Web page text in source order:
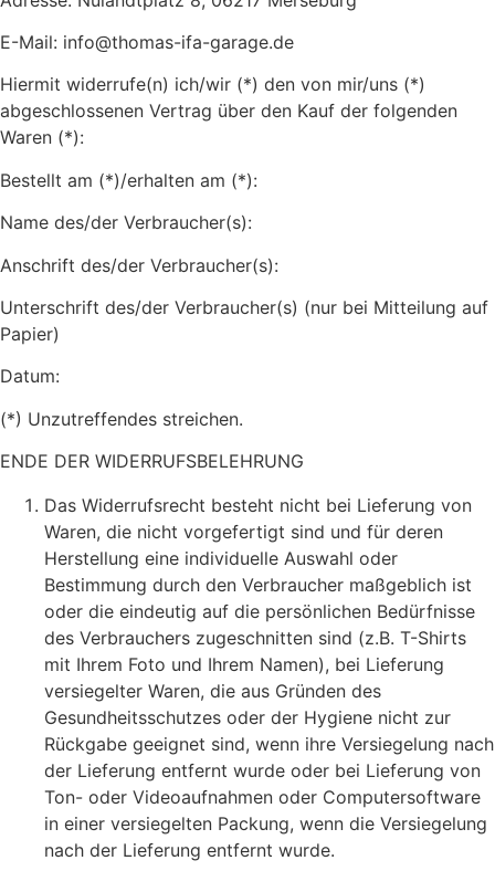
E-Mail: info@thomas-ifa-garage.de
Hiermit widerrufe(n) ich/wir (*) den von mir/uns (*)
abgeschlossenen Vertrag über den Kauf der folgenden
Waren (*):
Bestellt am (*)/erhalten am (*):
Name des/der Verbraucher(s):
Anschrift des/der Verbraucher(s):
Unterschrift des/der Verbraucher(s) (nur bei Mitteilung auf
Papier)
Datum:
(*) Unzutreffendes streichen.
ENDE DER WIDERRUFSBELEHRUNG
Das Widerrufsrecht besteht nicht bei Lieferung von
Waren, die nicht vorgefertigt sind und für deren
Herstellung eine individuelle Auswahl oder
Bestimmung durch den Verbraucher maßgeblich ist
oder die eindeutig auf die persönlichen Bedürfnisse
des Verbrauchers zugeschnitten sind (z.B. T-Shirts
mit Ihrem Foto und Ihrem Namen), bei Lieferung
versiegelter Waren, die aus Gründen des
Gesundheitsschutzes oder der Hygiene nicht zur
Rückgabe geeignet sind, wenn ihre Versiegelung nach
der Lieferung entfernt wurde oder bei Lieferung von
Ton- oder Videoaufnahmen oder Computersoftware
in einer versiegelten Packung, wenn die Versiegelung
nach der Lieferung entfernt wurde.